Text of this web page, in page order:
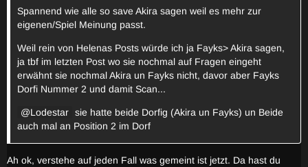
Spannend wie alle so save Akira sagen weil es mehr zur
eigenen/Spiel Meinung passt.
Weil rein von Helenas Posts würde ich ja Fayks> Akira sagen,
ja tbf im letzten Post wo sie nochmal auf Fragen eingeht
erwähnt sie nochmal Akira un Fayks nicht, davor aber Fayks
Dorfi Nummer 2 und damit Scan...
Lodestar sie hatte beide Dorfig (Akira un Fayks) un Beide
auch mal an Position 2 im Dorf
Ah ok, verstehe auf jeden Fall was gemeint ist jetzt. Da hast du